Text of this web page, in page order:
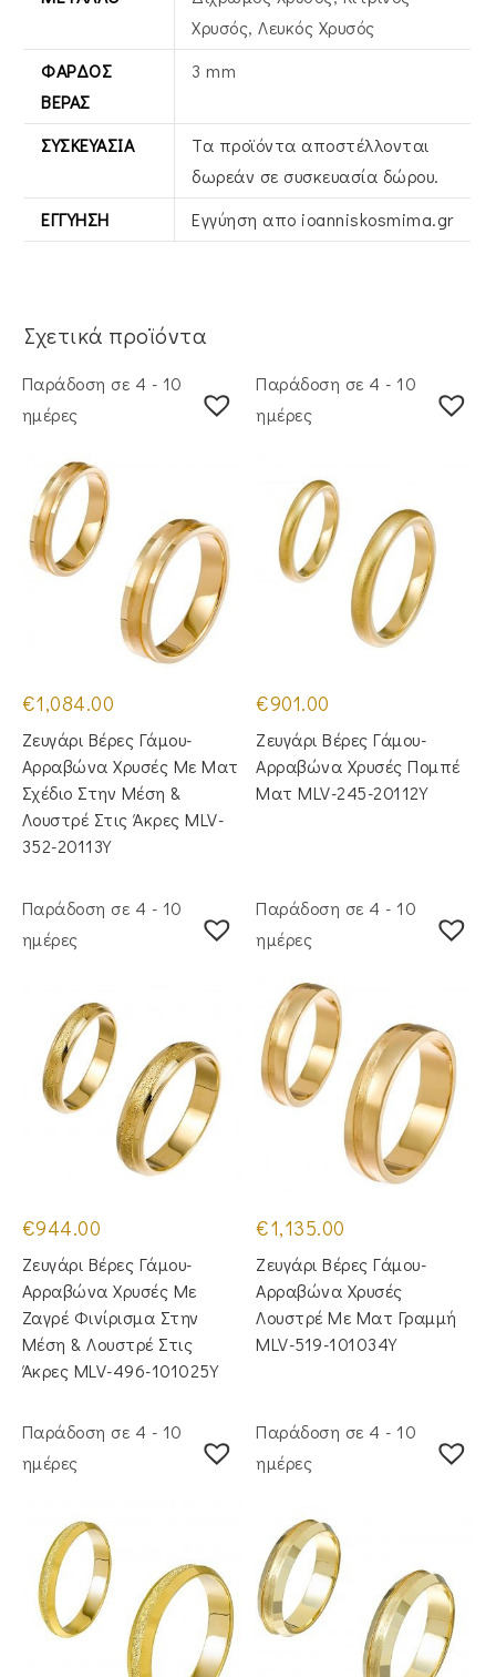
Xρυσός, Λευκός Xρυσός
ΦΆΡΔΟΣ
ΒΕΡΑΣ
3 mm
ΣΥΣΚΕΥΑΣΊΑ
Τα προϊόντα αποστέλλονται
δωρεάν σε συσκευασία δώρου.
ΕΓΓΎΗΣΗ
Εγγύηση απο ioanniskosmima.gr
Σχετικά προϊόντα
Παράδοση σε 4 - 10
ημέρες
€1,084.00
Ζευγάρι Βέρες Γάμου-
Αρραβώνα Χρυσές Με Ματ
Σχέδιο Στην Μέση &
Λουστρέ Στις Άκρες MLV-
352-20113Y
Παράδοση σε 4 - 10
ημέρες
€901.00
Ζευγάρι Βέρες Γάμου-
Αρραβώνα Χρυσές Πομπέ
Ματ MLV-245-20112Y
Παράδοση σε 4 - 10
ημέρες
€944.00
Ζευγάρι Βέρες Γάμου-
Αρραβώνα Χρυσές Με
Ζαγρέ Φινίρισμα Στην
Μέση & Λουστρέ Στις
Άκρες MLV-496-101025Y
Παράδοση σε 4 - 10
ημέρες
€1,135.00
Ζευγάρι Βέρες Γάμου-
Αρραβώνα Χρυσές
Λουστρέ Με Ματ Γραμμή
MLV-519-101034Y
Παράδοση σε 4 - 10
ημέρες
Παράδοση σε 4 - 10
ημέρες